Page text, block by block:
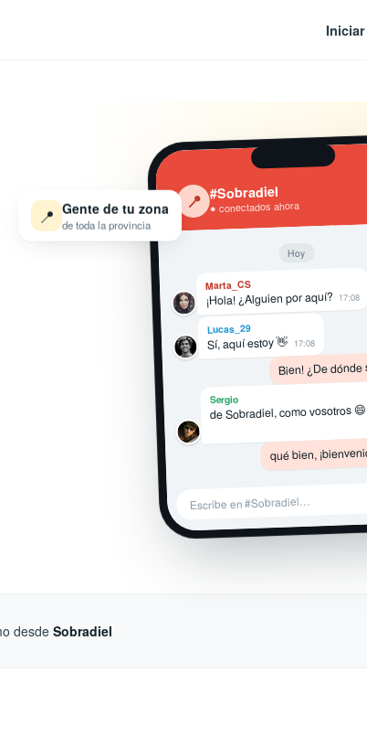
📍 #Sobradiel
● conectados ahora
Hoy
Marta_CS
¡Hola! ¿Alguien por aquí? 17:08
Lucas_29
Sí, aquí estoy 👋 17:08
Bien! ¿De dónde
Sergio
de Sobradiel, como vosotros 😄
qué bien,
Escribe en #Sobradiel…
📍 Gente de tu zona
de toda la provincia
desdeSobradiel